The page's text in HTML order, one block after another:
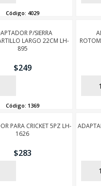
Código: 4029
P/SIERRA
LARGO 22CM LH-
895
$249
Código: 1369
AÑADIR
PARA CRICKET 5PZ LH-
1626
$283
AÑADIR